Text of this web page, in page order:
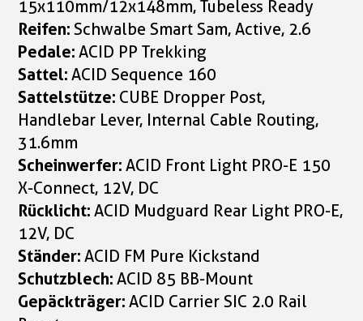
15x110mm/12x148mm, Tubeless Ready
Reifen:Schwalbe Smart Sam, Active, 2.6
Pedale:ACID PP Trekking
Sattel:ACID Sequence 160
Sattelstütze: CUBE Dropper Post,
Handlebar Lever, Internal Cable Routing,
31.6mm
Scheinwerfer:ACID Front Light PRO-E 150
X-Connect, 12V, DC
Rücklicht:ACID Mudguard Rear Light PRO-E,
12V, DC
Ständer:ACID FM Pure Kickstand
Schutzblech:ACID 85 BB-Mount
Gepäckträger:ACID Carrier SIC 2.0 Rail